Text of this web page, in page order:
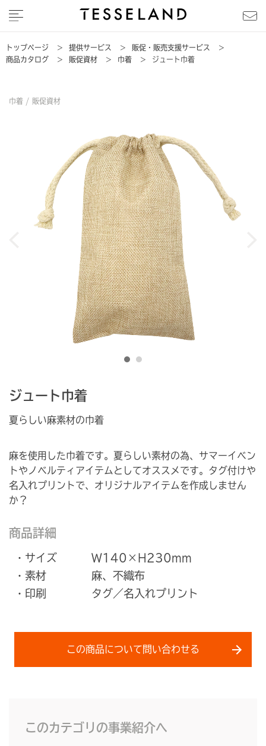
トップページ > 提供サービス > 販促・販売支援サービス
>
商品カタログ
> 販促資材 > 巾着 > ジュート巾着
巾着 / 販促資材
ジュート巾着
夏らしい麻素材の巾着
麻を使用した巾着です。夏らしい素材の為、サマーイベン
トやノベルティアイテムとしてオススメです。タグ付けや
名入れプリントで、オリジナルアイテムを作成しません
か？
商品詳細
・サイズ
W140×H230mm
・素材
麻、不織布
・印刷
タグ／名入れプリント
この商品について問い合わせる
このカテゴリの事業紹介へ